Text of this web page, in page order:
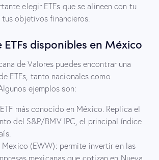
elegir ETFs que se alineen con tu
objetivos financieros.
ETFs disponibles en México
de Valores puedes encontrar una
ETFs, tanto nacionales como
ejemplos son:
más conocido en México. Replica el
del S&P/BMV IPC, el principal índice
Mexico (EWW): permite invertir en las